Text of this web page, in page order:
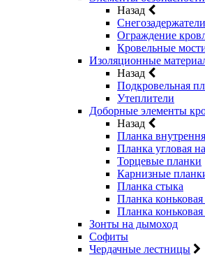
Назад
Снегозадержатели
Ограждение
Кровельные
Изоляционные
Назад
Подкровельная
Утеплители
Доборные элементы
Назад
Планка
Планка угловая
Торцевые планки
Карнизные
Планка стыка
Планка коньковая
Планка
Зонты на дымоход
Софиты
Чердачные лестницы